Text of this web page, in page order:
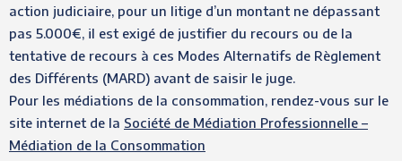
action judiciaire, pour un litige d’un montant ne dépassant
pas 5.000€, il est exigé de justifier du recours ou de la
tentative de recours à ces Modes Alternatifs de Règlement
des Différents (MARD) avant de saisir le juge.
Pour les médiations de la consommation, rendez-vous sur le
site internet de la Société de Médiation Professionnelle –
Médiation de la Consommation